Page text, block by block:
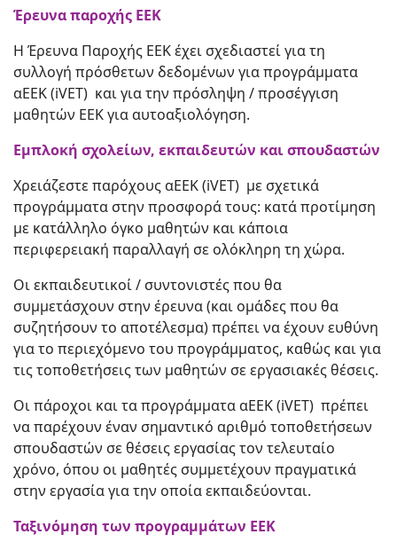
Έρευνα παροχής ΕΕΚ
Η Έρευνα Παροχής ΕΕΚ έχει σχεδιαστεί για τη
συλλογή πρόσθετων δεδομένων για προγράμματα
αΕΕΚ (iVET) και για την πρόσληψη / προσέγγιση
μαθητών ΕΕΚ για αυτοαξιολόγηση.
Εμπλοκή σχολείων, εκπαιδευτών και σπουδαστών
Χρειάζεστε παρόχους αΕΕΚ (iVET) με σχετικά
προγράμματα στην προσφορά τους: κατά προτίμηση
με κατάλληλο όγκο μαθητών και κάποια
περιφερειακή παραλλαγή σε ολόκληρη τη χώρα.
Οι εκπαιδευτικοί / συντονιστές που θα
συμμετάσχουν στην έρευνα (και ομάδες που θα
συζητήσουν το αποτέλεσμα) πρέπει να έχουν ευθύνη
για το περιεχόμενο του προγράμματος, καθώς και για
τις τοποθετήσεις των μαθητών σε εργασιακές θέσεις.
Οι πάροχοι και τα προγράμματα αΕΕΚ (iVET) πρέπει
να παρέχουν έναν σημαντικό αριθμό τοποθετήσεων
σπουδαστών σε θέσεις εργασίας τον τελευταίο
χρόνο, όπου οι μαθητές συμμετέχουν πραγματικά
στην εργασία για την οποία εκπαιδεύονται.
Ταξινόμηση των προγραμμάτων ΕΕΚ